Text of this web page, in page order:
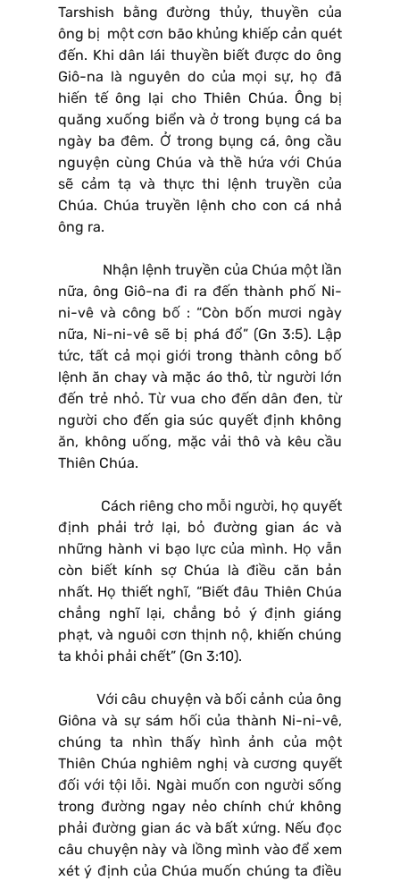
Tarshish bằng đường thủy, thuyền của
ông bị một cơn bão khủng khiếp cản quét
đến. Khi dân lái thuyền biết được do ông
Giô-na là nguyên do của mọi sự, họ đã
hiến tế ông lại cho Thiên Chúa. Ông bị
quăng xuống biển và ở trong bụng cá ba
ngày ba đêm. Ở trong bụng cá, ông cầu
nguyện cùng Chúa và thề hứa với Chúa
sẽ cảm tạ và thực thi lệnh truyền của
Chúa. Chúa truyền lệnh cho con cá nhả
ông ra.
Nhận lệnh truyền của Chúa một lần
nữa, ông Giô-na đi ra đến thành phố Ni-
ni-vê và công bố : “Còn bốn mươi ngày
nữa, Ni-ni-vê sẽ bị phá đổ” (Gn 3:5). Lập
tức, tất cả mọi giới trong thành công bố
lệnh ăn chay và mặc áo thô, từ người lớn
đến trẻ nhỏ. Từ vua cho đến dân đen, từ
người cho đến gia súc quyết định không
ăn, không uống, mặc vải thô và kêu cầu
Thiên Chúa.
Cách riêng cho mỗi người, họ quyết
định phải trở lại, bỏ đường gian ác và
những hành vi bạo lực của mình. Họ vẫn
còn biết kính sợ Chúa là điều căn bản
nhất. Họ thiết nghĩ, “Biết đâu Thiên Chúa
chẳng nghĩ lại, chẳng bỏ ý định giáng
phạt, và nguôi cơn thịnh nộ, khiến chúng
ta khỏi phải chết” (Gn 3:10).
Với câu chuyện và bối cảnh của ông
Giôna và sự sám hối của thành Ni-ni-vê,
chúng ta nhìn thấy hình ảnh của một
Thiên Chúa nghiêm nghị và cương quyết
đối với tội lỗi. Ngài muốn con người sống
trong đường ngay nẻo chính chứ không
phải đường gian ác và bất xứng. Nếu đọc
câu chuyện này và lồng mình vào để xem
xét ý định của Chúa muốn chúng ta điều